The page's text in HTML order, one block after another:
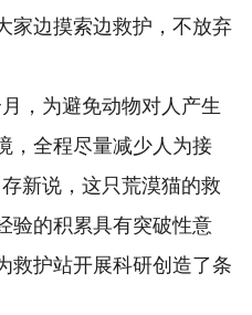
家边摸索边救护，不放弃
，为避免动物对人产生
，全程尽量减少人为接
新说，这只荒漠猫的救
验的积累具有突破性意
救护站开展科研创造了条